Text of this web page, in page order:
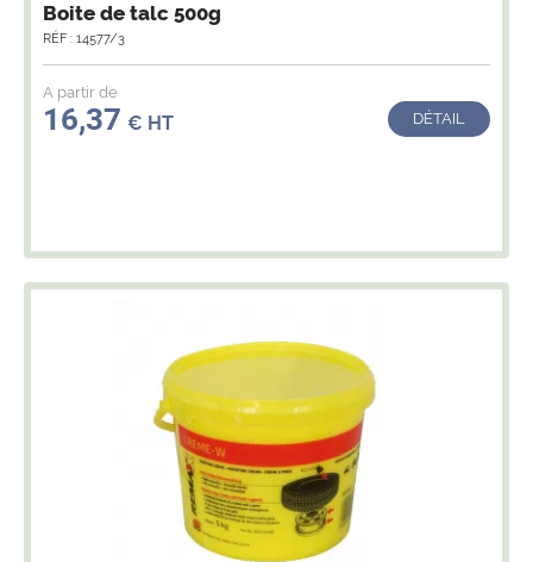
Boite de talc 500g
RÉF : 14577/3
A partir de
16,37 € HT DÉTAIL